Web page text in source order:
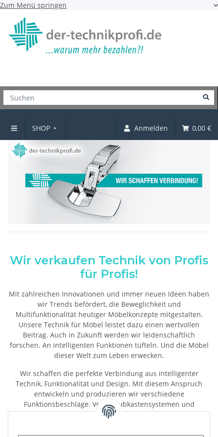
Zum Menü springen
SHOP Anmelden 0,00 €
Startseite
Wir verkaufen Technik von Profis
für Profis!
Mit zahlreichen Innovationen und immer neuen Ideen haben
wir Trends befördert, die Beweglichkeit und
Multifunktionalität heutiger Möbelkonzepte mitgestalten.
Unsere Technik für Möbel leistet dazu einen wertvollen
Beitrag. Auch in Zukunft werden wir leidenschaftlich
forschen. An intelligenten Funktionen tüfteln. Und die Möbel
dieser Welt zum Leben erwecken.
Wir schaffen die perfekte Verbindung aus intelligenter
Technik, Funktionalität und Design. Mit diesem Anspruch
entwickeln und produzieren wir verschiedene
Funktionsbeschläge. Von Schubkastensystemen und
Führungssystemen über Scharniere bis hin zu Schiebe- und